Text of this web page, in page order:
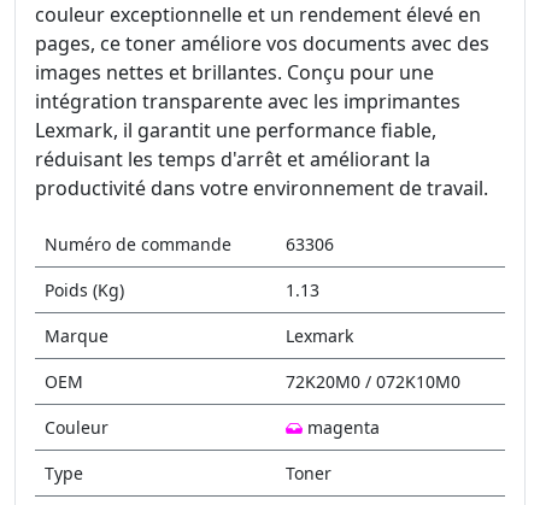
couleur exceptionnelle et un rendement élevé en
pages, ce toner améliore vos documents avec des
images nettes et brillantes. Conçu pour une
intégration transparente avec les imprimantes
Lexmark, il garantit une performance fiable,
réduisant les temps d'arrêt et améliorant la
productivité dans votre environnement de travail.
Numéro de commande
63306
Poids (Kg)
1.13
Marque
Lexmark
OEM
72K20M0 / 072K10M0
Couleur
magenta
Type
Toner